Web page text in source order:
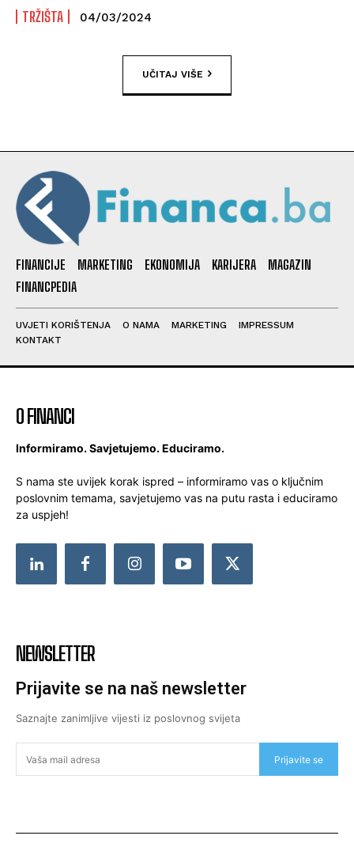
TRŽIŠTA 04/03/2024
UČITAJ VIŠE
FINANCIJE MARKETING EKONOMIJA KARIJERA
MAGAZIN
FINANCPEDIA
UVJETI KORIŠTENJA O NAMA MARKETING
IMPRESSUM
KONTAKT
O FINANCI
Informiramo. Savjetujemo. Educiramo.
S nama ste uvijek korak ispred – informiramo vas o ključnim
poslovnim temama, savjetujemo vas na putu rasta i educiramo
za uspjeh!
NEWSLETTER
Prijavite se na naš newsletter
Saznajte zanimljive vijesti iz poslovnog svijeta
Prijavite se